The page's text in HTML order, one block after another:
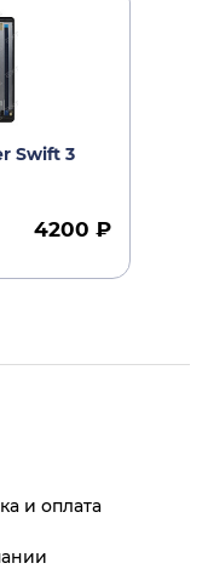
Swift 3
4200 ₽
и оплата